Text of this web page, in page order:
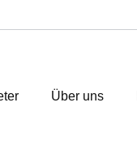
Über uns